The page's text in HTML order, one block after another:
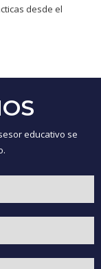
desde el
educativo se